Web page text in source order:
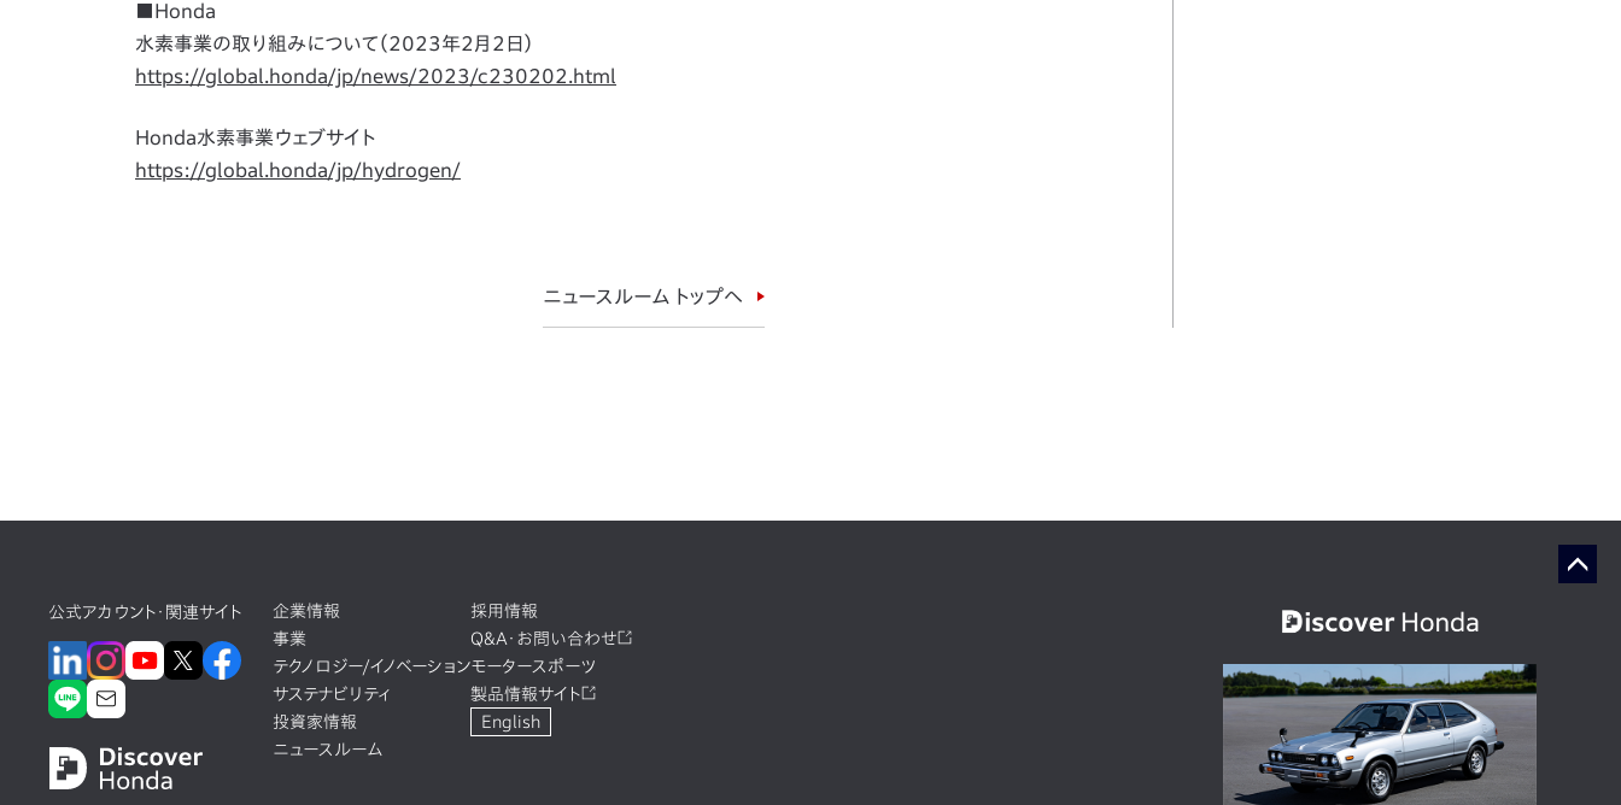
■Honda
水素事業の取り組みについて（2023年2月2日）
https://global.honda/jp/news/2023/c230202.html
Honda水素事業ウェブサイト
https://global.honda/jp/hydrogen/
ニュースルーム トップへ
公式アカウント・関連サイト
企業情報
事業
テクノロジー/イノベーション
サステナビリティ
投資家情報
ニュースルーム
採用情報
Q&A・お問い合わせ
モータースポーツ
製品情報サイト
English